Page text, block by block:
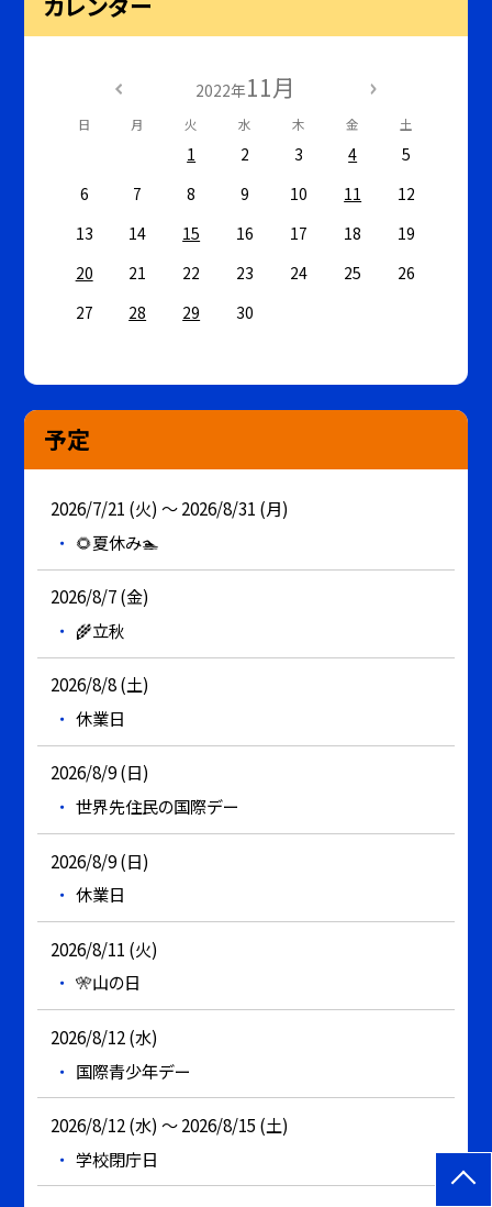
2022年11月
日 月 火 水 木 金 土
1 2 3 4
5
6
7 8 9 10 11
12
13
14 15 16 17 18
19
20
21 22 23 24 25
26
27
28 29 30
予定
2026/7/21 (火) ～ 2026/8/31 (月)
🌻夏休み🏊
2026/8/7 (金)
🌾立秋
2026/8/8 (土)
休業日
2026/8/9 (日)
世界先住民の国際デー
2026/8/9 (日)
休業日
2026/8/11 (火)
🎌山の日
2026/8/12 (水)
国際青少年デー
2026/8/12 (水) ～ 2026/8/15 (土)
学校閉庁日